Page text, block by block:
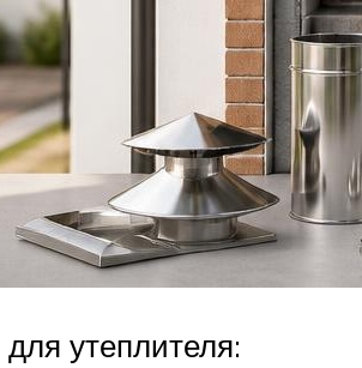
утеплителя: